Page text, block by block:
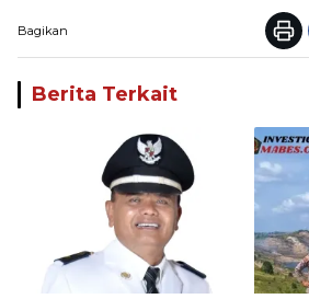
Bagikan
Berita Terkait